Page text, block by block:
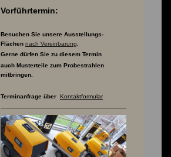
Vorführtermin:
Besuchen Sie unsere Ausstellungs-
Flächen nach Vereinbarung
Gerne dürfen Sie zu diesem Termin
auch Musterteile zum Probestrahlen
mitbringen.
Terminanfrage über Kontaktformular